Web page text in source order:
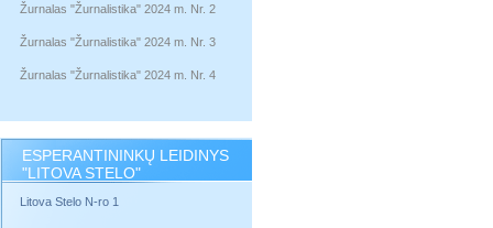
Žurnalas "Žurnalistika" 2024 m. Nr. 2
Žurnalas "Žurnalistika" 2024 m. Nr. 3
Žurnalas "Žurnalistika" 2024 m. Nr. 4
ESPERANTININKŲ LEIDINYS
"LITOVA STELO"
Litova Stelo N-ro 1